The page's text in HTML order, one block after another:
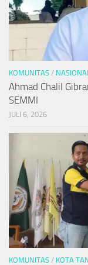
KOMUNITAS /
Ahmad Chalil
SEMMI
JULI 6, 2026
KOMUNITAS / KOTA